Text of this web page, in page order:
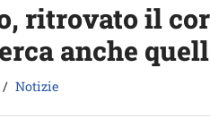
ritrovato il
anche
Notizie